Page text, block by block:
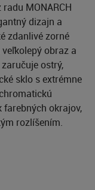
MONARCH
dizajn a
zdanlivé zorné
obraz a
ostrý,
sklo s extrémne
farebných okrajov,
rozlíšením.